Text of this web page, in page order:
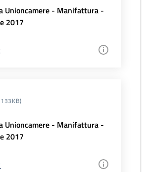
Unioncamere - Manifattura -
2017
Unioncamere - Manifattura -
2017